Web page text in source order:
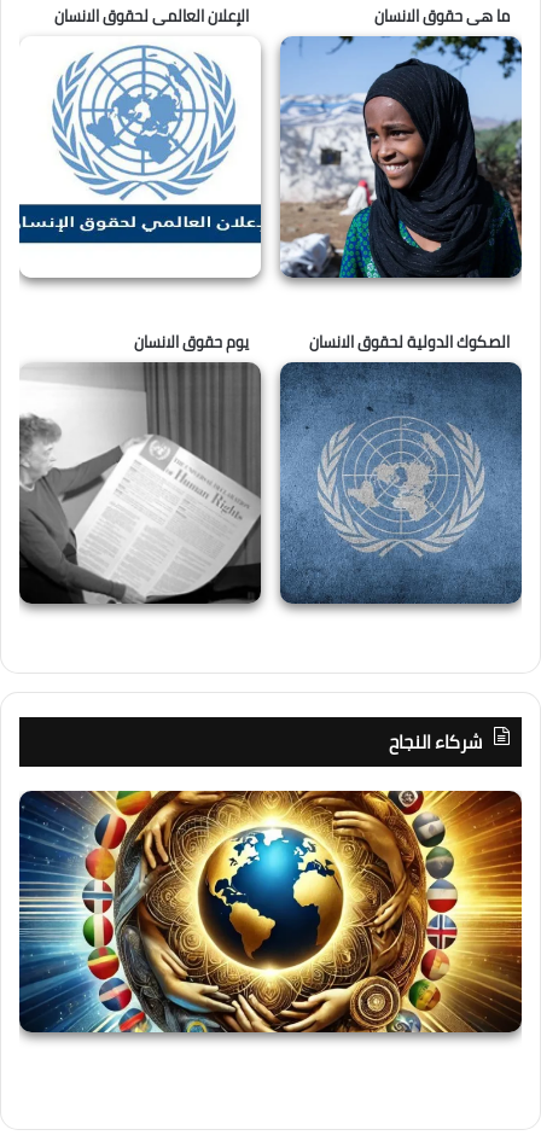
ما هى حقوق الانسان الإعلان العالمى لحقوق الانسان
الصكوك الدولية لحقوق الانسان يوم حقوق الانسان
شركاء النجاح